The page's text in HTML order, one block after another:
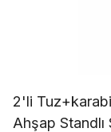
2'li
Ahşap Standlı